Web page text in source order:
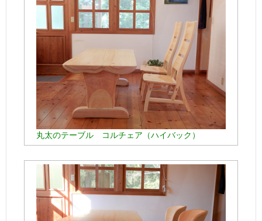
丸太のテーブル コルチェア（ハイバック）